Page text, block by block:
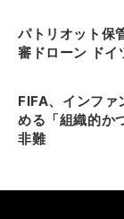
パトリオット保
審ドローン ドイ
FIFA、インファ
める「組織的か
非難